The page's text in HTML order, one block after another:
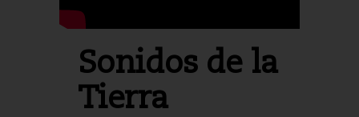
Sonidos de la
Tierra